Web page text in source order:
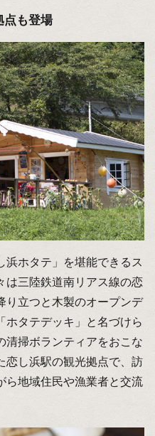
点も登場
浜ホタテ」を堪能できるス
は三陸鉄道南リアス線の恋
り立つと木製のオープンデ
ホタテデッキ」と名づけら
清掃ボランティアをおこな
恋し浜駅の観光拠点で、訪
ら地域住民や漁業者と交流